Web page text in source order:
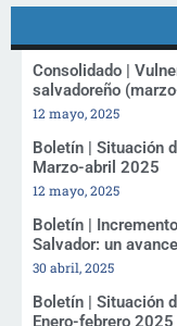
Consolidado |
salvadoreño
12 mayo, 2025
Boletín | Situación
Marzo-abril 2025
12 mayo, 2025
Boletín |
Salvador: un
30 abril, 2025
Boletín | Situación
Enero-febrero 2025